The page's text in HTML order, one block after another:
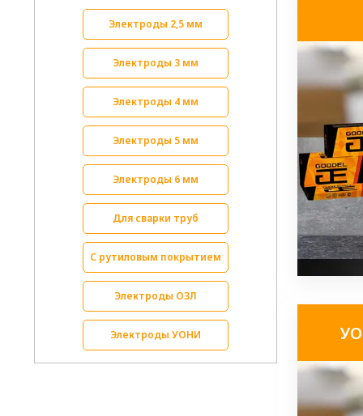
Электроды 2,5 мм
Электроды 3 мм
Электроды 4 мм
Электроды 5 мм
Электроды 6 мм
Для сварки труб
С рутиловым покрытием
Электроды ОЗЛ
Электроды УОНИ